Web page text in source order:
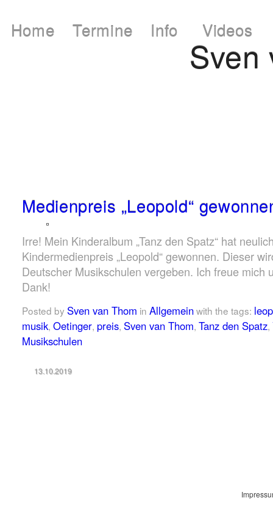
Sven
Home Termine Info Videos
Medienpreis „Leopold“
Irre! Mein Kinderalbum „Tanz den Spatz“ hat
Kindermedienpreis „Leopold“ gewonnen. Dieser
Deutscher Musikschulen vergeben. Ich freue mich
Dank!
Posted by Sven van Thom in Allgemein with the tags:
musik, Oetinger, preis, Sven van Thom, Tanz den Spatz,
Musikschulen
13.10.2019